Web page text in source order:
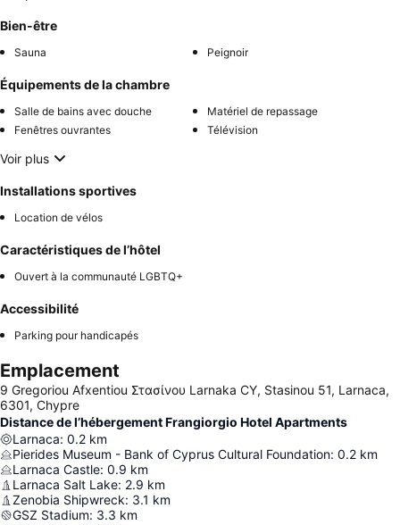
Bien-être
Sauna Peignoir
Équipements de la chambre
Salle de bains avec douche
Matériel de repassage
Fenêtres ouvrantes
Télévision
Voir plus
Installations sportives
Location de vélos
Caractéristiques de l’hôtel
Ouvert à la communauté LGBTQ+
Accessibilité
Parking pour handicapés
Emplacement
9 Gregoriou Afxentiou Στασίνου Larnaka CY, Stasinou 51, Larnaca,
6301, Chypre
Distance de l’hébergement Frangiorgio Hotel Apartments
Larnaca: 0.2 km
Pierides Museum - Bank of Cyprus Cultural Foundation: 0.2 km
Larnaca Castle: 0.9 km
Larnaca Salt Lake: 2.9 km
Zenobia Shipwreck: 3.1 km
GSZ Stadium: 3.3 km